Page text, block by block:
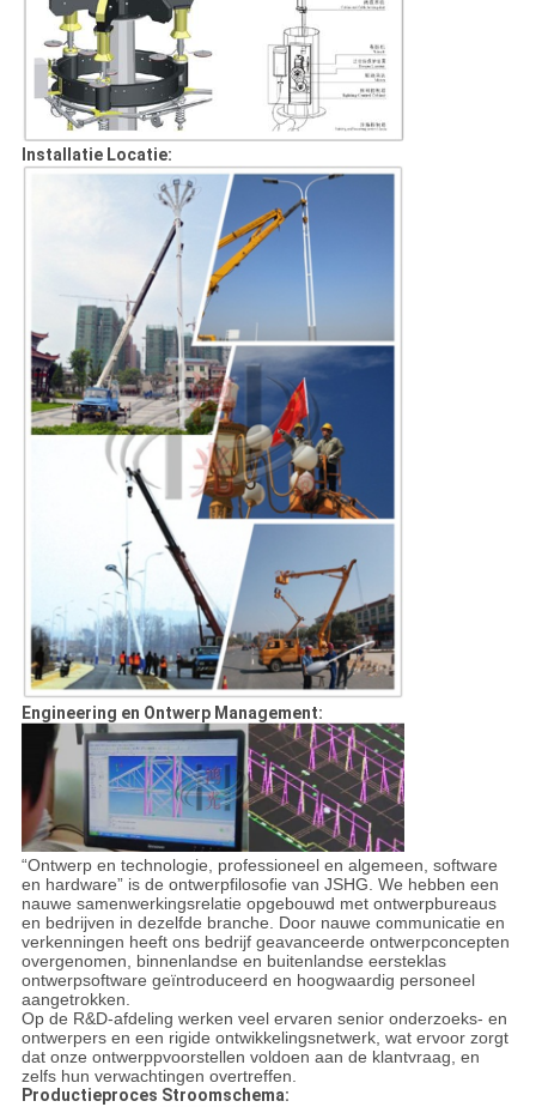
Installatie Locatie:
Engineering en Ontwerp Management:
“Ontwerp en technologie, professioneel en algemeen, software
en hardware” is de ontwerpfilosofie van JSHG. We hebben een
nauwe samenwerkingsrelatie opgebouwd met ontwerpbureaus
en bedrijven in dezelfde branche. Door nauwe communicatie en
verkenningen heeft ons bedrijf geavanceerde ontwerpconcepten
overgenomen, binnenlandse en buitenlandse eersteklas
ontwerpsoftware geïntroduceerd en hoogwaardig personeel
aangetrokken.
Op de R&D-afdeling werken veel ervaren senior onderzoeks- en
ontwerpers en een rigide ontwikkelingsnetwerk, wat ervoor zorgt
dat onze ontwerppvoorstellen voldoen aan de klantvraag, en
zelfs hun verwachtingen overtreffen.
Productieproces Stroomschema: